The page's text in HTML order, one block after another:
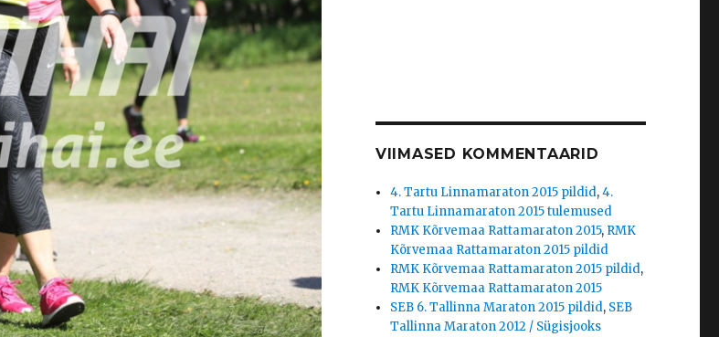
VIIMASED KOMMENTAARID
4. Tartu Linnamaraton 2015 pildid,4.
Tartu Linnamaraton 2015 tulemused
RMK Kõrvemaa Rattamaraton 2015, RMK
Kõrvemaa Rattamaraton 2015 pildid
RMK Kõrvemaa Rattamaraton 2015 pildid,
RMK Kõrvemaa Rattamaraton 2015
SEB 6. Tallinna Maraton 2015 pildid, SEB
Tallinna Maraton 2012 / Sügisjooks